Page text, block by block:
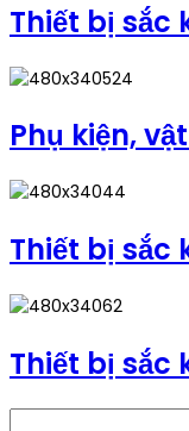
Thiết bị sắc
Phụ kiện,
Thiết bị sắc
Thiết bị sắc